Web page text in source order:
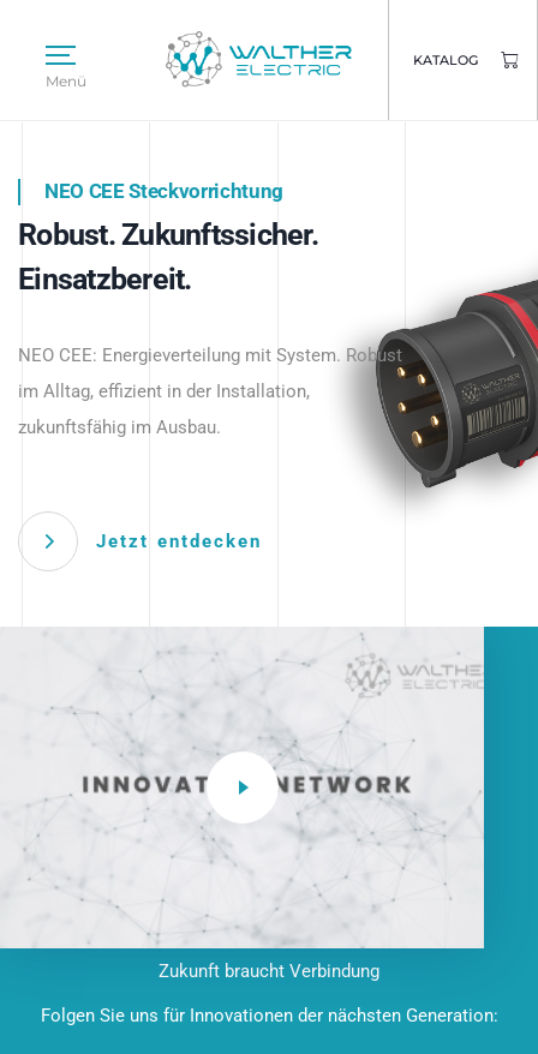
Menü
KATALOG
Intelligente Stromverteilung
beginnt hier.
NEO CEE Steckvorrichtung
Robust. Zukunftssicher.
Einsatzbereit.
NEO CEE: Energieverteilung mit System. Robust
im Alltag, effizient in der Installation,
zukunftsfähig im Ausbau.
Jetzt entdecken
Intelligenz trifft Energie.
Anwendungen – robust, IP-geschützt und
zukunftsfähig.
Zukunft braucht Verbindung
Folgen Sie uns für Innovationen der nächsten Generation: